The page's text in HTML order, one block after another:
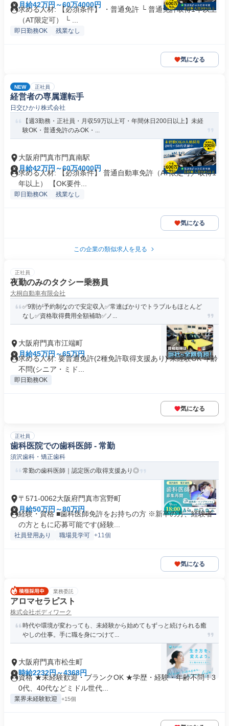
月給42万円～60万4000円
求める人材: 【必須条件】 ・普通免許 └ 普通免許取得1年以上
（AT限定可） └ ...
即日勤務OK 残業なし
気になる
NEW 正社員
経営者の専属運転手
日交ひかり株式会社
【週3勤務・正社員・月収59万以上可・年間休日200日以上】未経
験OK・普通免許のみOK・...
大阪府門真市門真南駅
月給42万円～60万4000円
求める人材: 【必須条件】 普通自動車免許（AT限定可／取得1
年以上） 【OK要件...
即日勤務OK 残業なし
気になる
この企業の類似求人を見る
正社員
夜勤のみのタクシー乗務員
大桐自動車有限会社
✅9割が予約制なので安定収入✅常連ばかりでトラブルもほとんど
なし✅資格取得費用全額補助✅ノ...
大阪府門真市江端町
月給45万円～65万円
求める人材: 要普通免許(2種免許取得支援あり) 未経験OK 年齢
不問(シニア・ミド...
即日勤務OK
気になる
正社員
歯科医院での歯科医師 - 常勤
須沢歯科・矯正歯科
常勤の歯科医師｜認定医の取得支援あり◎
〒571-0062大阪府門真市宮野町
月給50万円～80万円
経験・資格 ■歯科医師免許をお持ちの方 ※新卒の方、経験者
の方ともに応募可能です(経験...
社員登用あり 職場見学可 +11個
気になる
業務委託
アロマセラピスト
株式会社ボディワーク
時代や環境が変わっても、未経験から始めてもずっと続けられる癒
やしの仕事。手に職を身につけて...
大阪府門真市松生町
時給2232円～4368円
資格 ★未経験歓迎・ブランクOK ★学歴・経験・年齢不問！3
0代、40代などミドル世代...
業界未経験歓迎 +15個